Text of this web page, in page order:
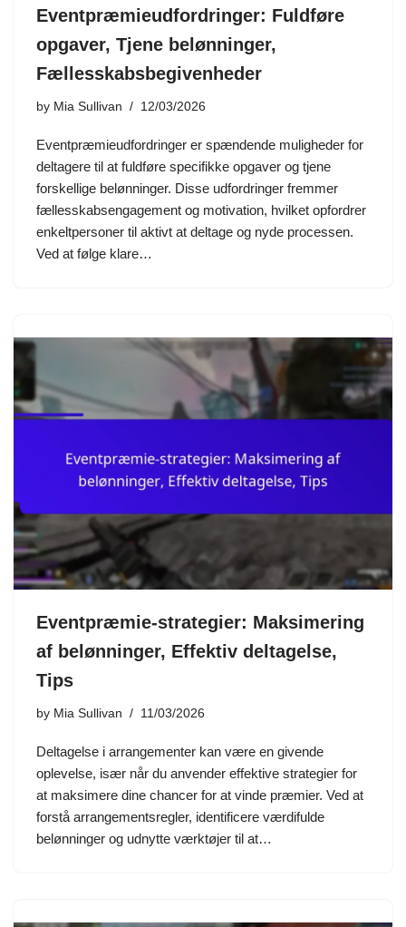
Eventpræmieudfordringer: Fuldføre
opgaver, Tjene belønninger,
Fællesskabsbegivenheder
by Mia Sullivan 12/03/2026
Eventpræmieudfordringer er spændende muligheder for
deltagere til at fuldføre specifikke opgaver og tjene
forskellige belønninger. Disse udfordringer fremmer
fællesskabsengagement og motivation, hvilket opfordrer
enkeltpersoner til aktivt at deltage og nyde processen.
Ved at følge klare…
Eventpræmie-strategier: Maksimering
af belønninger, Effektiv deltagelse,
Tips
by Mia Sullivan 11/03/2026
Deltagelse i arrangementer kan være en givende
oplevelse, især når du anvender effektive strategier for
at maksimere dine chancer for at vinde præmier. Ved at
forstå arrangementsregler, identificere værdifulde
belønninger og udnytte værktøjer til at…